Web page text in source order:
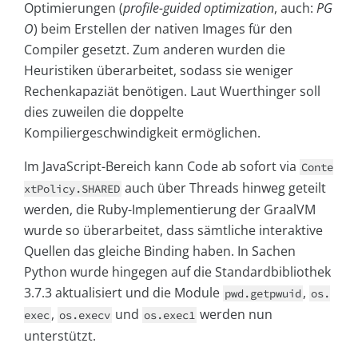
Optimierungen (profile-guided optimization, auch: PG
O) beim Erstellen der nativen Images für den
Compiler gesetzt. Zum anderen wurden die
Heuristiken überarbeitet, sodass sie weniger
Rechenkapaziät benötigen. Laut Wuerthinger soll
dies zuweilen die doppelte
Kompiliergeschwindigkeit ermöglichen.
Im JavaScript-Bereich kann Code ab sofort via Conte
xtPolicy.SHARED auch über Threads hinweg geteilt
werden, die Ruby-Implementierung der GraalVM
wurde so überarbeitet, dass sämtliche interaktive
Quellen das gleiche Binding haben. In Sachen
Python wurde hingegen auf die Standardbibliothek
3.7.3 aktualisiert und die Module pwd.getpwuid , os.
exec, os.execv und os.exec1 werden nun
unterstützt.